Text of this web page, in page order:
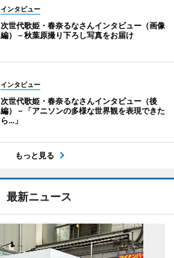
インタビュー
次世代歌姫・春奈るなさんインタビュー（画像
編）－秋葉原撮り下ろし写真をお届け
インタビュー
次世代歌姫・春奈るなさんインタビュー（後
編）－「アニソンの多様な世界観を表現できた
ら…」
もっと見る
最新ニュース